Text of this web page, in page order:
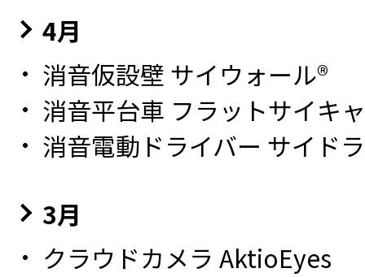
4月
消音仮設壁 サイウォール®
消音平台車 フラットサイキ
消音電動ドライバー サイド
3月
クラウドカメラ AktioEyes